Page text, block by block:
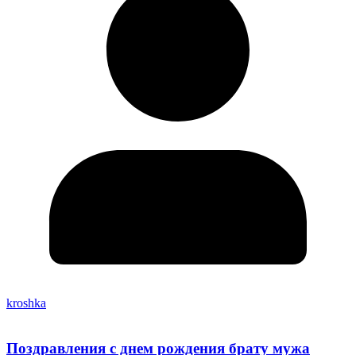
kroshka
Поздравления с днем рождения брату мужа